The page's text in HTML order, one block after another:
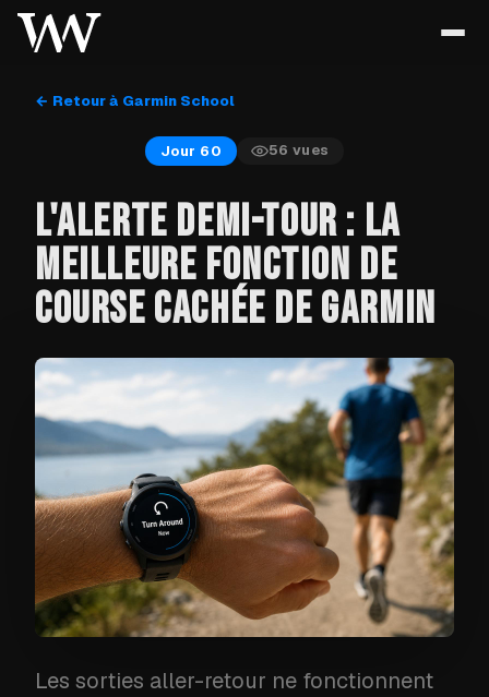
← Retour à Garmin School
Jour 60 56 vues
L'ALERTE DEMI-TOUR : LA
MEILLEURE FONCTION DE
COURSE CACHÉE DE GARMIN
Les sorties aller-retour ne fonctionnent